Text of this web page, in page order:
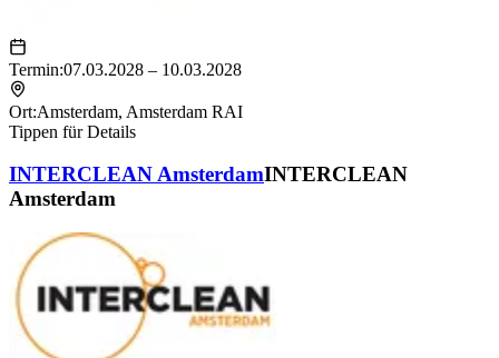
Termin:07.03.2028 – 10.03.2028
Ort:Amsterdam, Amsterdam RAI
Tippen für Details
INTERCLEAN AmsterdamINTERCLEAN
Amsterdam